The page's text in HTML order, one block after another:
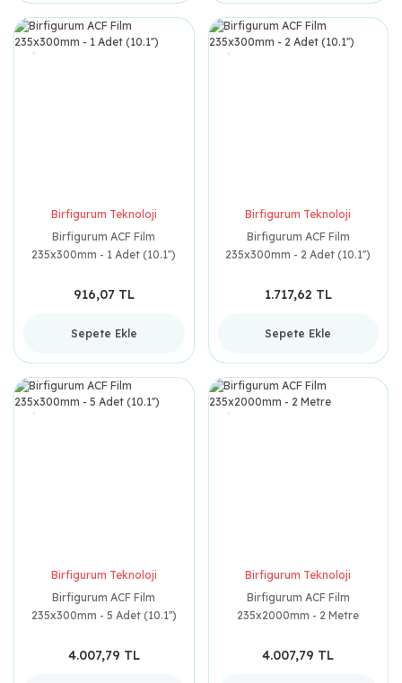
Birfigurum Teknoloji
Birfigurum ACF Film
235x300mm - 1 Adet (10.1'')
916,07 TL
Sepete Ekle
Birfigurum Teknoloji
Birfigurum ACF Film
235x300mm - 2 Adet (10.1'')
1.717,62 TL
Sepete Ekle
Birfigurum Teknoloji
Birfigurum ACF Film
235x300mm - 5 Adet (10.1'')
4.007,79 TL
Birfigurum Teknoloji
Birfigurum ACF Film
235x2000mm - 2 Metre
4.007,79 TL